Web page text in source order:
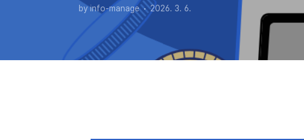
by info-manage 2026. 3. 6.